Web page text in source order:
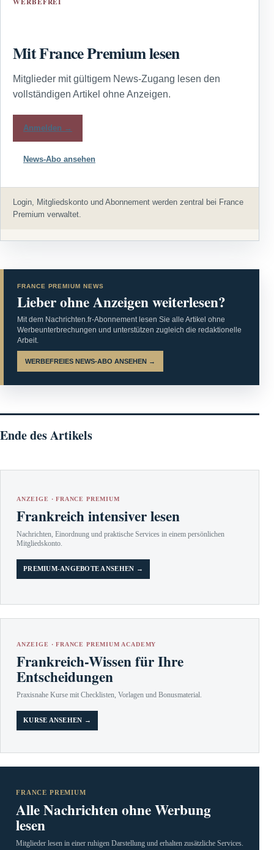
Mit France Premium lesen
Mitglieder mit gültigem News-Zugang lesen den
vollständigen Artikel ohne Anzeigen.
Anmelden →
News-Abo ansehen
Login, Mitgliedskonto und Abonnement werden zentral bei France
Premium verwaltet.
FRANCE PREMIUM NEWS
Lieber ohne Anzeigen weiterlesen?
Mit dem Nachrichten.fr-Abonnement lesen Sie alle Artikel ohne
Werbeunterbrechungen und unterstützen zugleich die redaktionelle
Arbeit.
WERBEFREIES NEWS-ABO ANSEHEN →
Ende des Artikels
ANZEIGE · FRANCE PREMIUM
Frankreich intensiver lesen
Nachrichten, Einordnung und praktische Services in einem persönlichen
Mitgliedskonto.
PREMIUM-ANGEBOTE ANSEHEN →
ANZEIGE · FRANCE PREMIUM ACADEMY
Frankreich-Wissen für Ihre
Entscheidungen
Praxisnahe Kurse mit Checklisten, Vorlagen und Bonusmaterial.
KURSE ANSEHEN →
FRANCE PREMIUM
Alle Nachrichten ohne Werbung
lesen
Mitglieder lesen in einer ruhigen Darstellung und erhalten zusätzliche Services.